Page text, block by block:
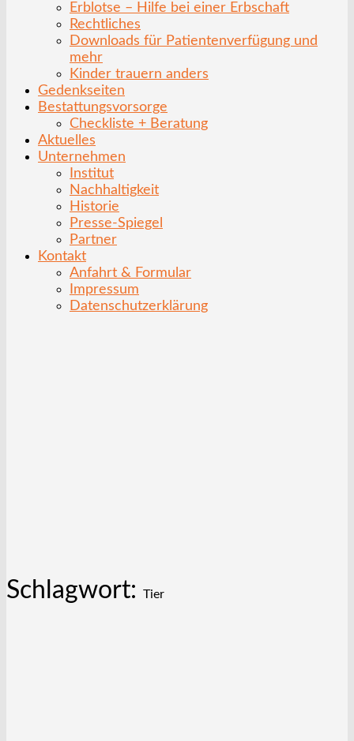
Erblotse – Hilfe bei einer Erbschaft
Rechtliches
Downloads für Patientenverfügung und
mehr
Kinder trauern anders
Gedenkseiten
Bestattungsvorsorge
Checkliste + Beratung
Aktuelles
Unternehmen
Institut
Nachhaltigkeit
Historie
Presse-Spiegel
Partner
Kontakt
Anfahrt & Formular
Impressum
Datenschutzerklärung
Schlagwort: Tier